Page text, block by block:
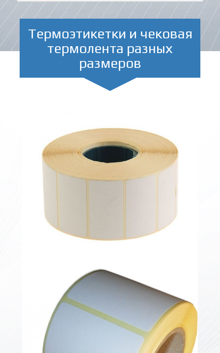
Термоэтикетки и чековая
термолента разных
размеров